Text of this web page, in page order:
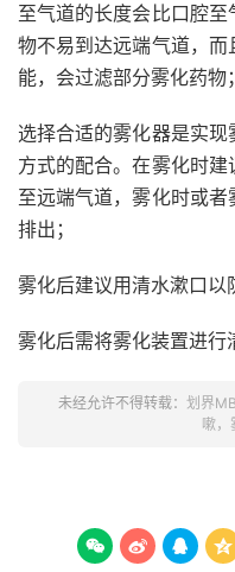
至气道的长度会比口腔
物不易到达远端气道，
能，会过滤部分雾化药物；
选择合适的雾化器是实
方式的配合。在雾化时
至远端气道，雾化时或
排出；
雾化后建议用清水漱口以
雾化后需将雾化装置进行
未经允许不得转载： 划界
嗽，
   